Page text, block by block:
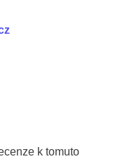
k tomuto